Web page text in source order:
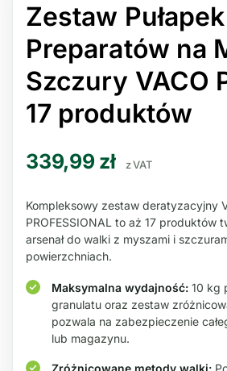
Zestaw
Preparatów na
Szczury VACO
17 produktów
339,99 zł z VAT
Kompleksowy zestaw deratyzacyjny
PROFESSIONAL to aż 17 produktów
arsenał do walki z myszami i
powierzchniach.
Maksymalna wydajność: 10 kg
granulatu oraz zestaw
pozwala na zabezpieczenie
lub magazynu.
Zróżnicowane metody walki: